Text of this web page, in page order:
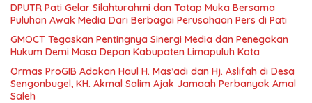
DPUTR Pati Gelar Silahturahmi dan Tatap Muka Bersama
Puluhan Awak Media Dari Berbagai Perusahaan Pers di Pati
GMOCT Tegaskan Pentingnya Sinergi Media dan Penegakan
Hukum Demi Masa Depan Kabupaten Limapuluh Kota
Ormas ProGIB Adakan Haul H. Mas’adi dan Hj. Aslifah di Desa
Sengonbugel, KH. Akmal Salim Ajak Jamaah Perbanyak Amal
Saleh